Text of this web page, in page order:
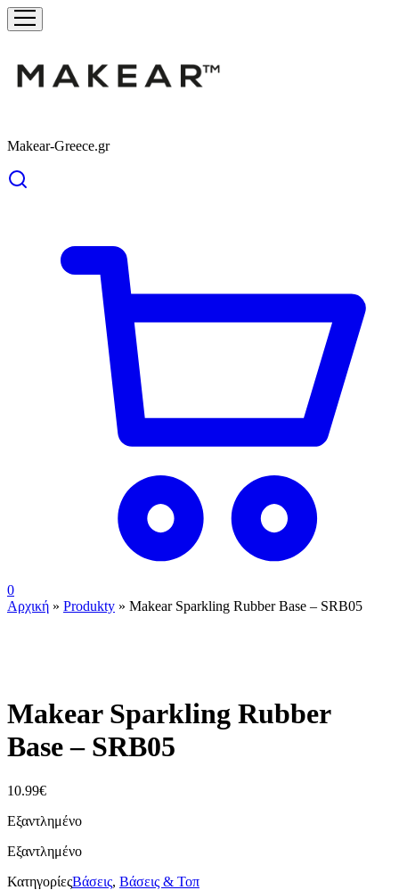
Makear-Greece.gr
0
Αρχική » Produkty » Makear Sparkling Rubber Base – SRB05
Makear Sparkling Rubber
Base – SRB05
10.99€
Εξαντλημένο
Εξαντλημένο
ΚατηγορίεςΒάσεις, Βάσεις & Τοπ